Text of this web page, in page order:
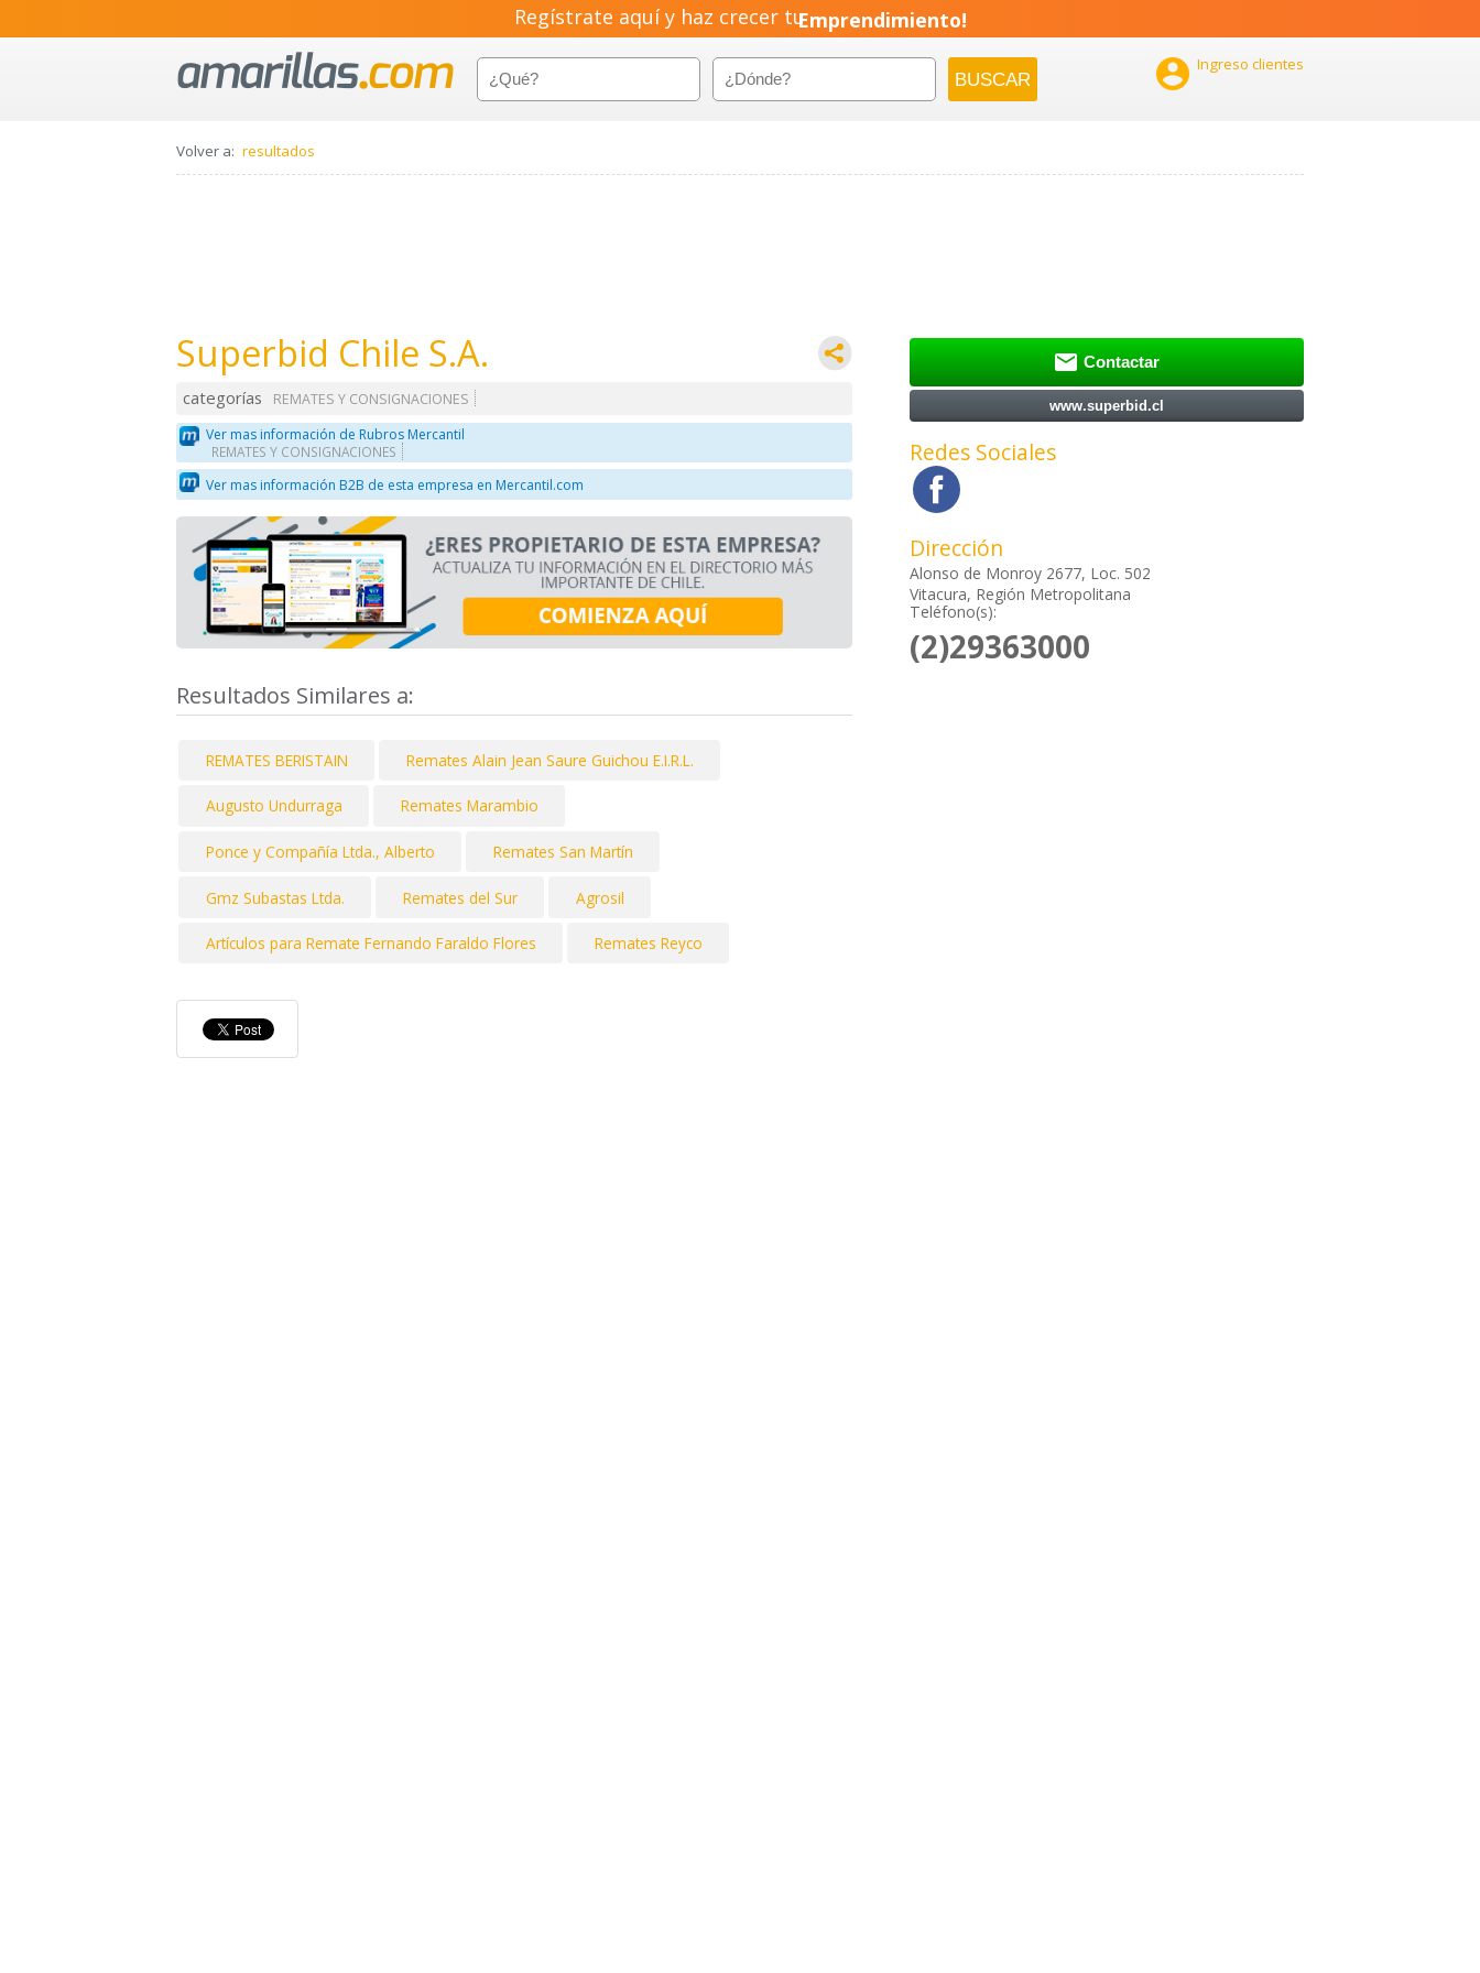
Regístrate aquí y haz crecer tuEmprendimiento!
 Ingreso clientes
Volver a: resultados
Superbid Chile S.A.
categorías
REMATES Y CONSIGNACIONES
Ver mas información de Rubros Mercantil
REMATES Y CONSIGNACIONES
Ver mas información B2B de esta empresa en Mercantil.com
Resultados Similares a:
REMATES BERISTAIN Remates Alain Jean Saure Guichou E.I.R.L.
Augusto Undurraga Remates Marambio
Ponce y Compañía Ltda., Alberto Remates San Martín
Gmz Subastas Ltda. Remates del Sur Agrosil
Artículos para Remate Fernando Faraldo Flores Remates Reyco
 Contactar
www.superbid.cl
Redes Sociales
Dirección
Alonso de Monroy 2677, Loc. 502
Vitacura, Región Metropolitana
Teléfono(s):
(2)29363000